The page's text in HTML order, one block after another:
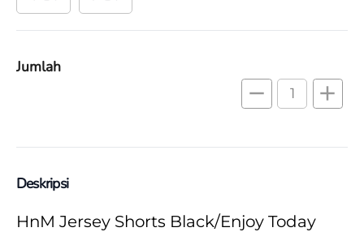
Jumlah
remove add
Deskripsi
HnM Jersey Shorts Black/Enjoy Today